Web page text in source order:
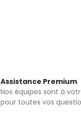
Assistance Premium
Nos équipes sont à
pour toutes vos